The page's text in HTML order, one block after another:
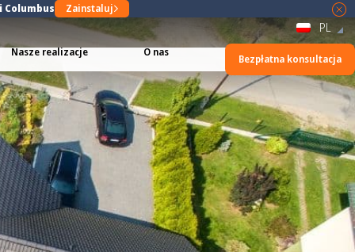
Zainstaluj
PL
Nasze realizacje O nas
Bezpłatna konsultacja